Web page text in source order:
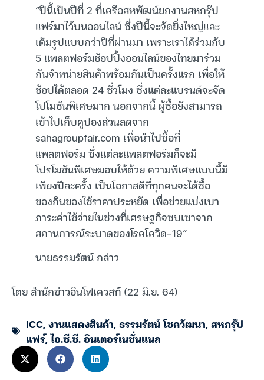
“ปีนี้เป็นปีที่ 2 ที่เครือสหพัฒน์ยกงานสหกรุ๊ป
แฟร์มาไว้บนออนไลน์ ซึ่งปีนี้จะจัดยิ่งใหญ่และ
เต็มรูปแบบกว่าปีที่ผ่านมา เพราะเราได้ร่วมกับ
5 แพลตฟอร์มช้อปปิ้งออนไลน์ของไทยมาร่วม
กันจำหน่ายสินค้าพร้อมกันเป็นครั้งแรก เพื่อให้
ช้อปได้ตลอด 24 ชั่วโมง ซึ่งแต่ละแบรนด์จะจัด
โปโมชันพิเศษมาก นอกจากนี้ ผู้ซื้อยังสามารถ
เข้าไปเก็บคูปองส่วนลดจาก
sahagroupfair.com เพื่อนำไปซื้อที่
แพลตฟอร์ม ซึ่งแต่ละแพลตฟอร์มก็จะมี
โปรโมชันพิเศษมอบให้ด้วย ความพิเศษแบบนี้มี
เพียงปีละครั้ง เป็นโอกาสดีที่ทุกคนจะได้ซื้อ
ของกินของใช้ราคาประหยัด เพื่อช่วยแบ่งเบา
ภาระค่าใช้จ่ายในช่วงที่เศรษฐกิจซบเซาจาก
สถานการณ์ระบาดของโรคโควิด-19”
นายธรรมรัตน์ กล่าว
โดย สำนักข่าวอินโฟเควสท์ (22 มิ.ย. 64)
ICC,งานแสดงสินค้า,ธรรมรัตน์ โชควัฒนา,สหกรุ๊ป
แฟร์,ไอ.ซี.ซี. อินเตอร์เนชั่นแนล